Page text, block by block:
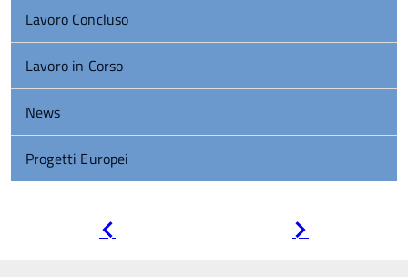
Lavoro Concluso
Lavoro in Corso
News
Progetti Europei